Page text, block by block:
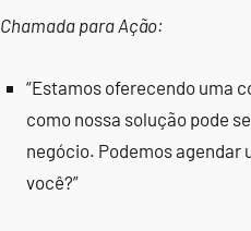
Chamada para Ação:
“Estamos oferecendo uma
como nossa solução pode
negócio. Podemos agendar
você?”